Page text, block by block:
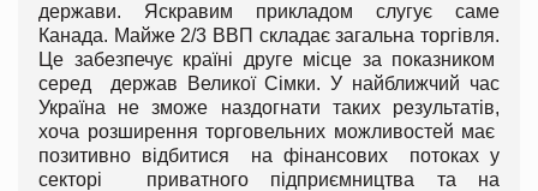
держави. Яскравим прикладом слугує саме
Канада. Майже 2/3 ВВП складає загальна торгівля.
Це забезпечує країні друге місце за показником
серед держав Великої Сімки. У найближчий час
Україна не зможе наздогнати таких результатів,
хоча розширення торговельних можливостей має
позитивно відбитися на фінансових потоках у
секторі приватного підприємництва та на